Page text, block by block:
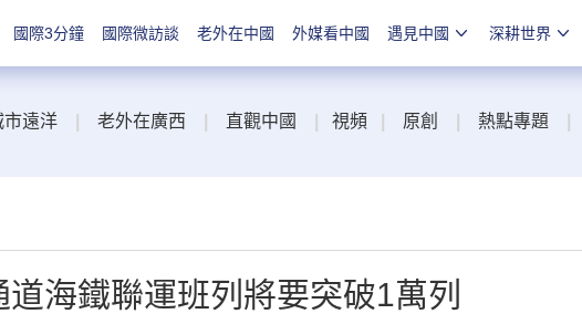
國際3分鐘 國際微訪談 老外在中國 外媒看中國 遇見中國 深耕世界
市遠洋 老外在廣西 直觀中國 視頻 原創 熱點專題
海鐵聯運班列將要突破1萬列